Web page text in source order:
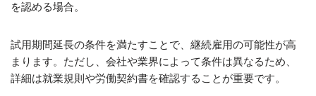
を認める場合。
試用期間延長の条件を満たすことで、継続雇用の可能性が高
まります。ただし、会社や業界によって条件は異なるため、
詳細は就業規則や労働契約書を確認することが重要です。